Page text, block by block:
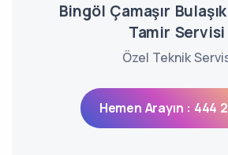
Bingöl Çamaşır
Tamir Servisi
Özel Teknik
Hemen Arayın : 444